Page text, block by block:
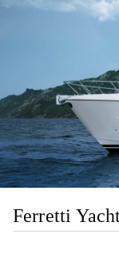
Ferretti